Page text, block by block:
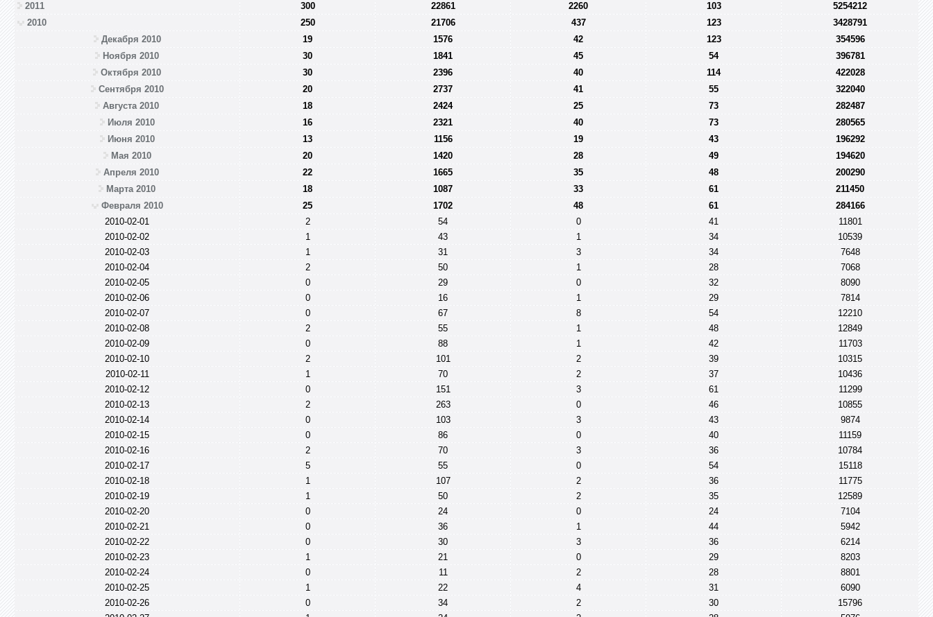
2011
300 22861 2260 103
5254212
2010
250 21706 437 123
3428791
Декабря 2010
19 1576 42 123
354596
Ноября 2010
30 1841 45 54
396781
Октября 2010
30 2396 40 114
422028
Сентября 2010
20 2737 41 55
322040
Августа 2010
18 2424 25 73
282487
Июля 2010
16 2321 40 73
280565
Июня 2010
13 1156 19 43
196292
Мая 2010
20 1420 28 49
194620
Апреля 2010
22 1665 35 48
200290
Марта 2010
18 1087 33 61
211450
Февраля 2010
25 1702 48 61
284166
2010-02-01
2 54 0 41
11801
2010-02-02
1 43 1 34
10539
2010-02-03
1 31 3 34
7648
2010-02-04
2 50 1 28
7068
2010-02-05
0 29 0 32
8090
2010-02-06
0 16 1 29
7814
2010-02-07
0 67 8 54
12210
2010-02-08
2 55 1 48
12849
2010-02-09
0 88 1 42
11703
2010-02-10
2 101 2 39
10315
2010-02-11
1 70 2 37
10436
2010-02-12
0 151 3 61
11299
2010-02-13
2 263 0 46
10855
2010-02-14
0 103 3 43
9874
2010-02-15
0 86 0 40
11159
2010-02-16
2 70 3 36
10784
2010-02-17
5 55 0 54
15118
2010-02-18
1 107 2 36
11775
2010-02-19
1 50 2 35
12589
2010-02-20
0 24 0 24
7104
2010-02-21
0 36 1 44
5942
2010-02-22
0 30 3 36
6214
2010-02-23
1 21 0 29
8203
2010-02-24
0 11 2 28
8801
2010-02-25
1 22 4 31
6090
2010-02-26
0 34 2 30
15796